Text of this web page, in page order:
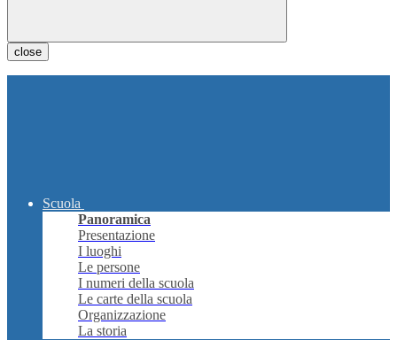
close
Scuola
Panoramica
Presentazione
I luoghi
Le persone
I numeri della scuola
Le carte della scuola
Organizzazione
La storia